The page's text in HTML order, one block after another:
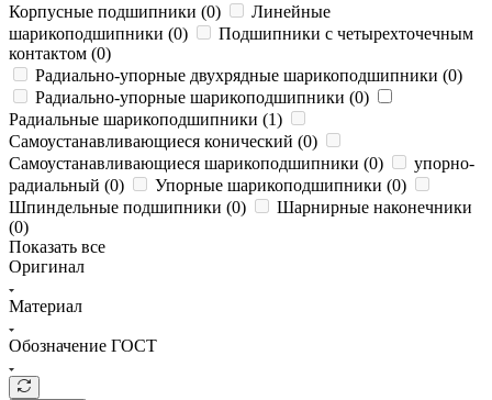
Корпусные подшипники (0)
Линейные
шарикоподшипники (0)
Подшипники с четырехточечным
контактом (0)
Радиально-упорные двухрядные шарикоподшипники (0)
Радиально-упорные шарикоподшипники (0)
Радиальные шарикоподшипники (1)
Самоустанавливающиеся конический (0)
Самоустанавливающиеся шарикоподшипники (0)
упорно-
радиальный (0) Упорные шарикоподшипники (0)
Шпиндельные подшипники (0)
Шарнирные наконечники
(0)
Показать все
Оригинал
Материал
Обозначение ГОСТ